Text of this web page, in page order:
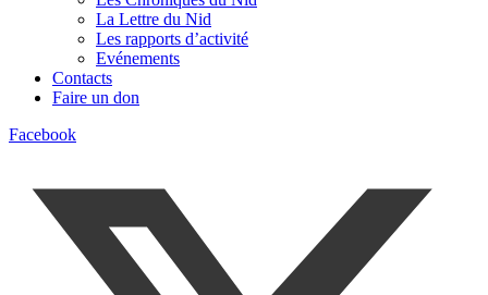
La Lettre du Nid
Les rapports d’activité
Evénements
Contacts
Faire un don
Facebook